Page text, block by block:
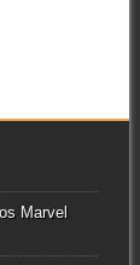
Marvel